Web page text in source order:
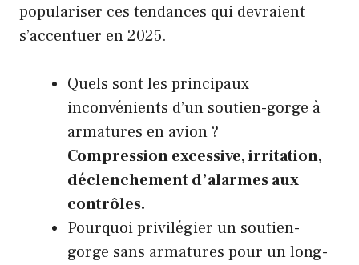
populariser ces tendances qui devraient
s’accentuer en 2025.
Quels sont les principaux
inconvénients d’un soutien-gorge à
armatures en avion ?
Compression excessive, irritation,
déclenchement d’alarmes aux
contrôles.
Pourquoi privilégier un soutien-
gorge sans armatures pour un long-